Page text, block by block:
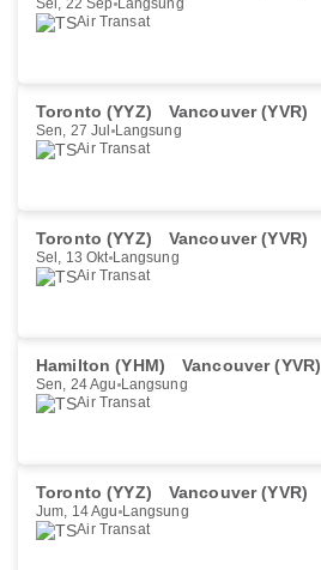
Sel, 22 Sep Langsung
Air Transat
Toronto (YYZ) Vancouver (YVR)
Sen, 27 Jul Langsung
Air Transat
Toronto (YYZ) Vancouver (YVR)
Sel, 13 Okt Langsung
Air Transat
Hamilton (YHM) Vancouver (YVR)
Sen, 24 Agu Langsung
Air Transat
Toronto (YYZ) Vancouver (YVR)
Jum, 14 Agu Langsung
Air Transat